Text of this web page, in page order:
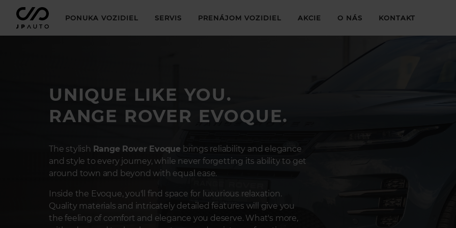
PONUKA VOZIDIEL SERVIS PRENÁJOM VOZIDIEL AKCIE O NÁS KONTAKT
UNIQUE LIKE YOU.
RANGE ROVER EVOQUE.
The stylish Range Rover Evoque brings reliability and elegance
and style to every journey, while never forgetting its ability to get
around town and beyond with equal ease.
Inside the Evoque, you'll find space for luxurious relaxation.
Quality materials and intricately detailed features will give you
the feeling of comfort and elegance you deserve. What's more,